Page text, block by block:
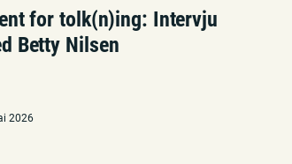
for tolk(n)ing: Intervju
Betty Nilsen
2026